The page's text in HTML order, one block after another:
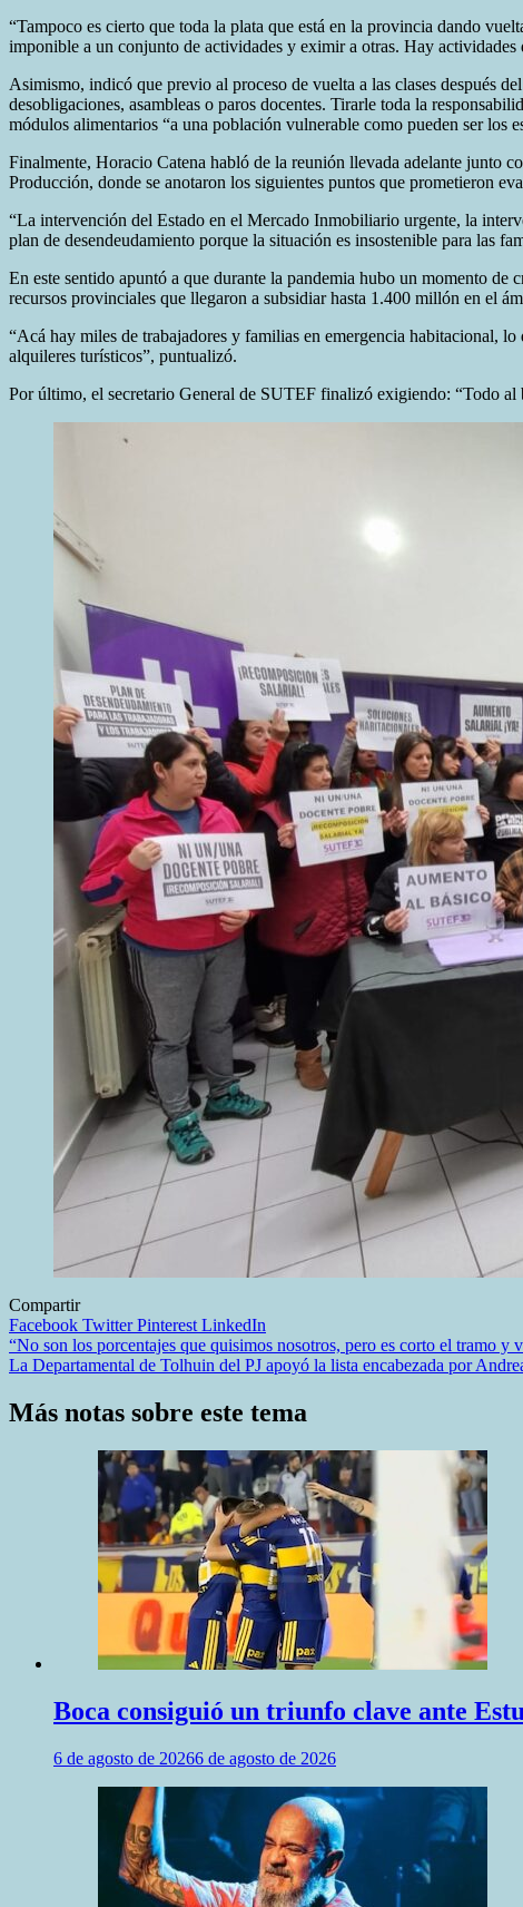
“Tampoco es cierto que toda la plata que está en la provincia dando
imponible a un conjunto de actividades y eximir a otras. Hay
Asimismo, indicó que previo al proceso de vuelta a las clases después
desobligaciones, asambleas o paros docentes. Tirarle toda la
módulos alimentarios “a una población vulnerable como pueden ser los
Finalmente, Horacio Catena habló de la reunión llevada adelante junto
Producción, donde se anotaron los siguientes puntos que prometieron
“La intervención del Estado en el Mercado Inmobiliario urgente, la
plan de desendeudamiento porque la situación es insostenible para las
En este sentido apuntó a que durante la pandemia hubo un momento de
recursos provinciales que llegaron a subsidiar hasta 1.400 millón en el
“Acá hay miles de trabajadores y familias en emergencia habitacional,
alquileres turísticos”, puntualizó.
Por último, el secretario General de SUTEF finalizó exigiendo: “Todo al
Compartir
Facebook TwitterPinterest LinkedIn
Navegación
de
entradas
“No son los porcentajes que quisimos nosotros, pero es corto el tramo y
La Departamental de Tolhuin del PJ apoyó la lista encabezada por
Más notas sobre este tema
Boca consiguió un triunfo clave ante
6 de agosto de 20266 de agosto de 2026